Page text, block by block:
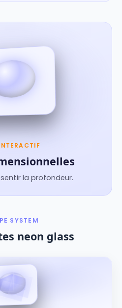
la profondeur.
SYSTEM
neon glass